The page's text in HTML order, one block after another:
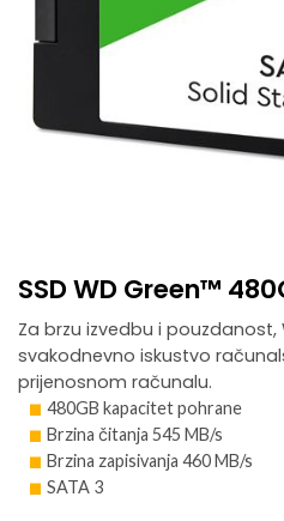
SSD WD Green™
Za brzu izvedbu i pouzdanost,
svakodnevno iskustvo
prijenosnom računalu.
480GB kapacitet pohrane
Brzina čitanja 545 MB/s
Brzina zapisivanja 460 MB/s
SATA 3